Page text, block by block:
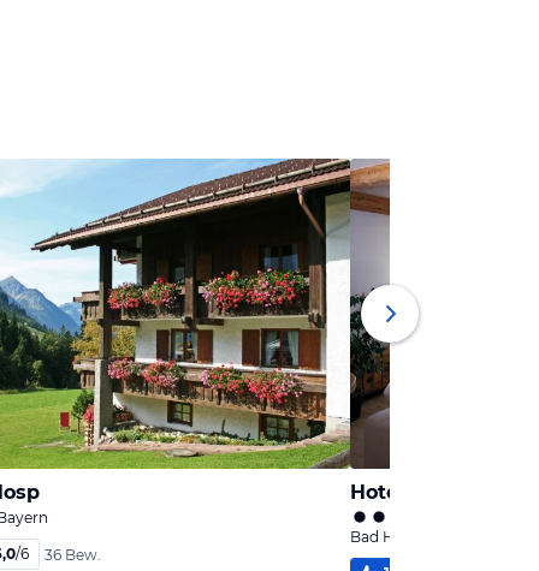
/6 36 Bew.
Hotel Chalet
Bad Hindelang, Bayern